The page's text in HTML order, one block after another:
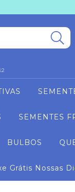
SEMENTES
BULBOS
Grátis Nossas